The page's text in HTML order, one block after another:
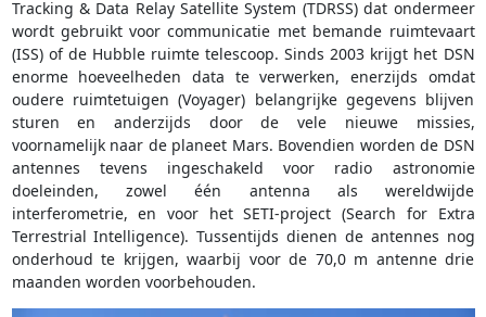
Tracking & Data Relay Satellite System (TDRSS) dat ondermeer
wordt gebruikt voor communicatie met bemande ruimtevaart
(ISS) of de Hubble ruimte telescoop. Sinds 2003 krijgt het DSN
enorme hoeveelheden data te verwerken, enerzijds omdat
oudere ruimtetuigen (Voyager) belangrijke gegevens blijven
sturen en anderzijds door de vele nieuwe missies,
voornamelijk naar de planeet Mars. Bovendien worden de DSN
antennes tevens ingeschakeld voor radio astronomie
doeleinden, zowel één antenna als wereldwijde
interferometrie, en voor het SETI-project (Search for Extra
Terrestrial Intelligence). Tussentijds dienen de antennes nog
onderhoud te krijgen, waarbij voor de 70,0 m antenne drie
maanden worden voorbehouden.